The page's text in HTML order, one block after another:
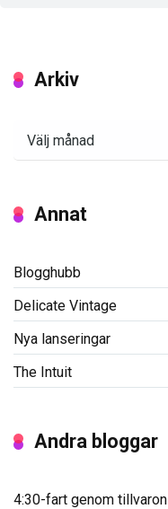
Arkiv
Annat
Blogghubb
Delicate Vintage
Nya lanseringar
The Intuit
Andra bloggar
4:30-fart genom tillvaron